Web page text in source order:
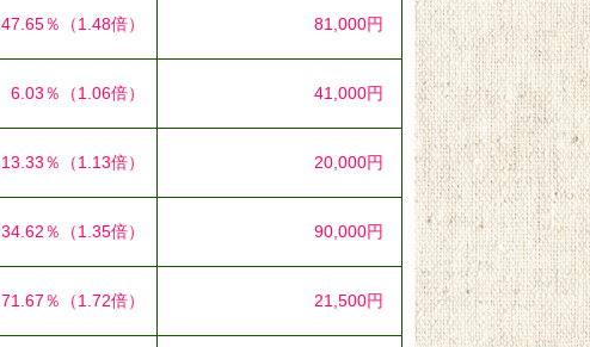
47.65％ （1.48倍） 81,000円
6.03％ （1.06倍） 41,000円
13.33％ （1.13倍） 20,000円
34.62％ （1.35倍） 90,000円
71.67％ （1.72倍） 21,500円